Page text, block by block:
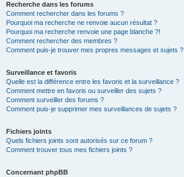
Recherche dans les forums
Comment rechercher dans les forums ?
Pourquoi ma recherche ne renvoie aucun résultat ?
Pourquoi ma recherche renvoie une page blanche ?!
Comment rechercher des membres ?
Comment puis-je trouver mes propres messages et sujets ?
Surveillance et favoris
Quelle est la différence entre les favoris et la surveillance ?
Comment mettre en favoris ou surveiller des sujets ?
Comment surveiller des forums ?
Comment puis-je supprimer mes surveillances de sujets ?
Fichiers joints
Quels fichiers joints sont autorisés sur ce forum ?
Comment trouver tous mes fichiers joints ?
Concernant phpBB